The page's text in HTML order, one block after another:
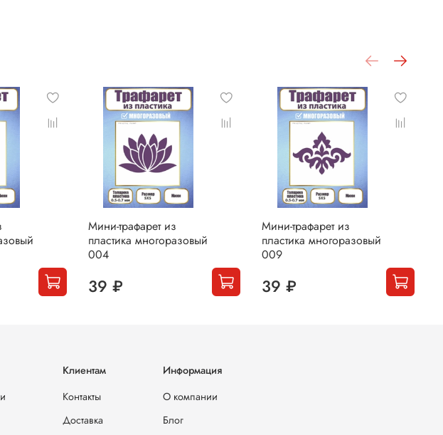
Мини-трафарет из
пластика многоразовый
004
39 ₽
Мини-трафарет из
пластика многоразовый
009
39 ₽
Клиентам
Контакты
Доставка
Информация
О компании
Блог